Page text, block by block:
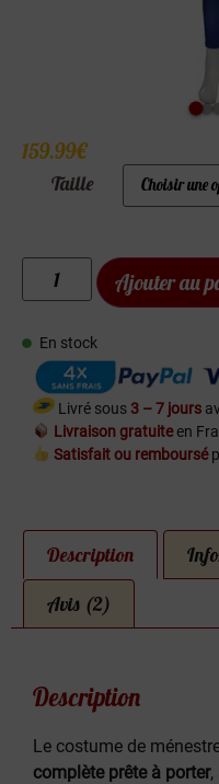
159.99€
Taille
Ajouter au
En stock
Livré sous 3 – 7 jours
Livraison gratuiteen
Satisfait ou remboursé
Description
Avis (2)
Description
Le costume de
complète prête à porter,